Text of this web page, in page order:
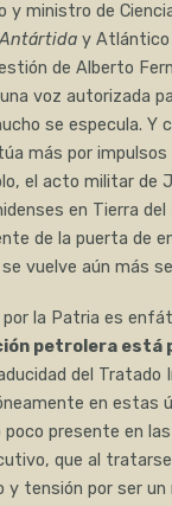
y ministro de
Antártida y Atlántico
de Alberto
voz autorizada
se especula. Y
más por impulsos
el acto militar de
en Tierra
de la puerta de
vuelve aún más
por la Patria es
petrolera está
del Tratado
en estas
presente en
que al
y tensión por ser un